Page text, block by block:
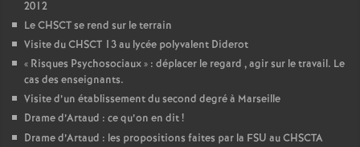
2012
Le CHSCT se rend sur le terrain
Visite du CHSCT 13 au lycée polyvalent Diderot
« Risques Psychosociaux» : déplacer le regard , agir sur le travail. Le
cas des enseignants.
Visite d’un établissement du second degré à Marseille
Drame d’Artaud : ce qu’on en dit!
Drame d’Artaud : les propositions faites par la FSU au CHSCTA